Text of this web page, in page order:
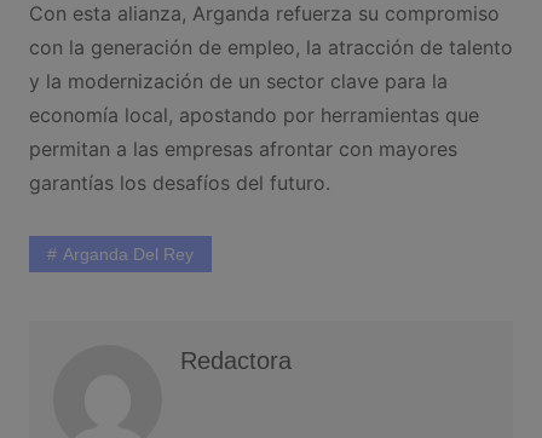
Con esta alianza, Arganda refuerza su compromiso
con la generación de empleo, la atracción de talento
y la modernización de un sector clave para la
economía local, apostando por herramientas que
permitan a las empresas afrontar con mayores
garantías los desafíos del futuro.
Arganda Del Rey
Redactora